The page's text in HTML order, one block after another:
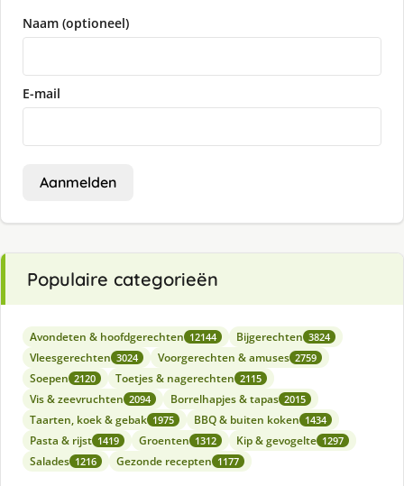
Naam (optioneel)
E-mail
Aanmelden
Populaire categorieën
Avondeten & hoofdgerechten 12144 Bijgerechten 3824
Vleesgerechten 3024 Voorgerechten & amuses 2759
Soepen 2120 Toetjes & nagerechten 2115
Vis & zeevruchten 2094 Borrelhapjes & tapas 2015
Taarten, koek & gebak 1975 BBQ & buiten koken 1434
Pasta & rijst 1419 Groenten 1312 Kip & gevogelte 1297
Salades 1216 Gezonde recepten 1177